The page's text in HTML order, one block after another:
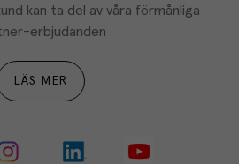
kan ta del av våra förmånliga
erbjudanden
LÄS MER